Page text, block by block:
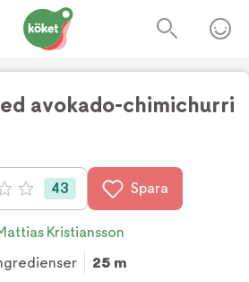
avokado-chimichurri
5 (43 röster)
43 Spara
Kristiansson
25 m